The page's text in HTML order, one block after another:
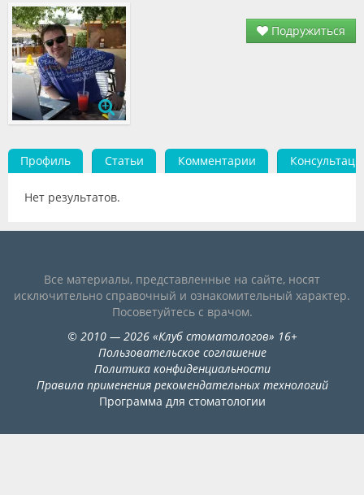
Обучение
Вакансии
Резюме
Объявления
Видео
Галерея
Подружиться
Профиль Статьи Комментарии
Нет результатов.
Все материалы, представленные на сайте, носят
исключительно справочный и ознакомительный характер.
Посоветуйтесь с врачом.
© 2010— 2026«Клуб стоматологов» 16+
Пользовательское соглашение
Политика конфиденциальности
Правила применения рекомендательных технологий
Программа для стоматологии